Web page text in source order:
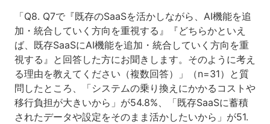
「Q8. Q7で『既存のSaaSを活かしながら、AI機能を追
加・統合していく方向を重視する』『どちらかといえ
ば、既存SaaSにAI機能を追加・統合していく方向を重
視する』と回答した方にお聞きします。そのように考え
る理由を教えてください（複数回答）」（n=31）と質
問したところ、「システムの乗り換えにかかるコストや
移行負担が大きいから」が54.8%、「既存SaaSに蓄積
されたデータや設定をそのまま活かしたいから」が51.